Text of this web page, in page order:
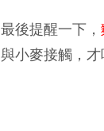
最後提醒一下，
與小麥接觸，